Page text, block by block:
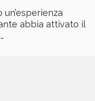
abbia attivato il